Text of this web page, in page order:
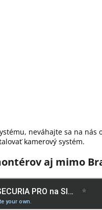
neváhajte sa na nás
kamerový systém.
aj mimo